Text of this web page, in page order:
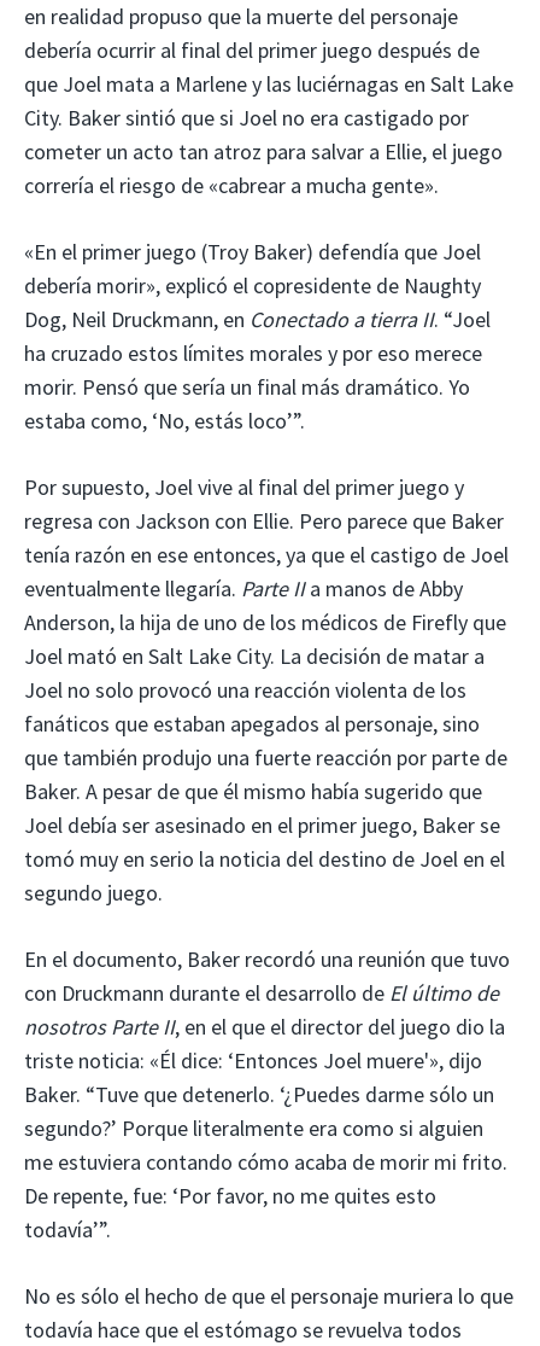
en realidad propuso que la muerte del personaje
debería ocurrir al final del primer juego después de
que Joel mata a Marlene y las luciérnagas en Salt Lake
City. Baker sintió que si Joel no era castigado por
cometer un acto tan atroz para salvar a Ellie, el juego
correría el riesgo de «cabrear a mucha gente».
«En el primer juego (Troy Baker) defendía que Joel
debería morir», explicó el copresidente de Naughty
Dog, Neil Druckmann, en Conectado a tierra II. “Joel
ha cruzado estos límites morales y por eso merece
morir. Pensó que sería un final más dramático. Yo
estaba como, ‘No, estás loco’”.
Por supuesto, Joel vive al final del primer juego y
regresa con Jackson con Ellie. Pero parece que Baker
tenía razón en ese entonces, ya que el castigo de Joel
eventualmente llegaría. Parte IIa manos de Abby
Anderson, la hija de uno de los médicos de Firefly que
Joel mató en Salt Lake City. La decisión de matar a
Joel no solo provocó una reacción violenta de los
fanáticos que estaban apegados al personaje, sino
que también produjo una fuerte reacción por parte de
Baker. A pesar de que él mismo había sugerido que
Joel debía ser asesinado en el primer juego, Baker se
tomó muy en serio la noticia del destino de Joel en el
segundo juego.
En el documento, Baker recordó una reunión que tuvo
con Druckmann durante el desarrollo de El último de
nosotros Parte II, en el que el director del juego dio la
triste noticia: «Él dice: ‘Entonces Joel muere'», dijo
Baker. “Tuve que detenerlo. ‘¿Puedes darme sólo un
segundo?’ Porque literalmente era como si alguien
me estuviera contando cómo acaba de morir mi frito.
De repente, fue: ‘Por favor, no me quites esto
todavía’”.
No es sólo el hecho de que el personaje muriera lo que
todavía hace que el estómago se revuelva todos